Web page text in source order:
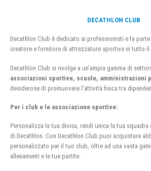
DECATHLON CLUB
Decathlon Club è dedicato ai professionisti e fa
creatore e fornitore di attrezzature sportive in tutto il
Decathlon Club si rivolge a un’ampia gamma di
associazioni sportive, scuole, amministrazioni
desiderose di promuovere l’attività fisica tra
Per i club e le associazione sportive:
Personalizza la tua divisa, rendi unica la tua
di Decathlon. Con Decathlon Club puoi acquistare
personalizzato per il tuo club, oltre ad una vasta
allenamenti e le tue partite.